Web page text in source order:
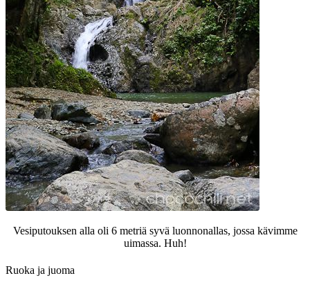
Vesiputouksen alla oli 6 metriä syvä luonnonallas, jossa kävimme
uimassa. Huh!
Ruoka ja juoma